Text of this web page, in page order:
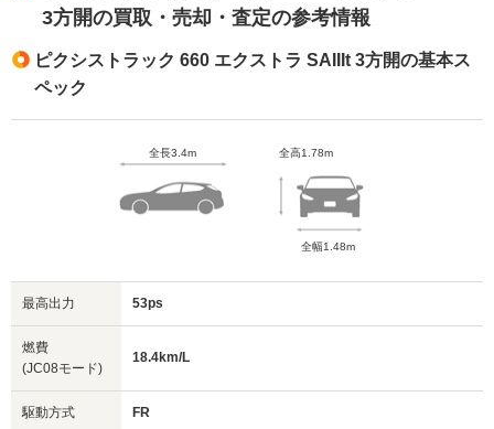
3方開の買取・売却・査定の参考情報
ピクシストラック 660 エクストラ SAIIIt 3方開の基本ス
ペック
全長3.4m 全高1.78m
全幅1.48m
最高出力 53ps
燃費
(JC08モード)
18.4km/L
駆動方式 FR